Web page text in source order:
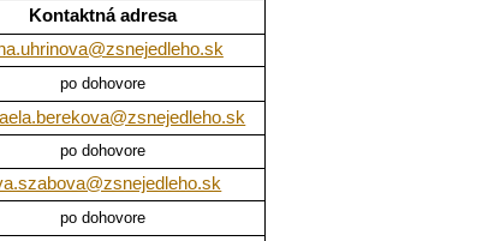
Kontaktná adresa
po dohovore
po dohovore
po dohovore